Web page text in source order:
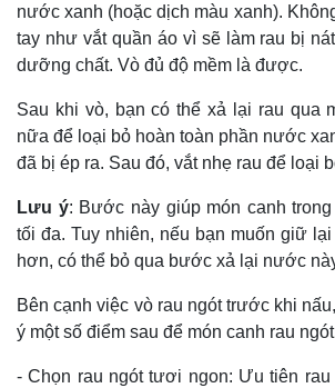
nước xanh (hoặc dịch màu xanh).
tay như vắt quần áo vì sẽ làm rau bị
dưỡng chất. Vò đủ độ mềm là được.
Sau khi vò, bạn có thể xả lại rau qua
nữa để loại bỏ hoàn toàn phần nước
đã bị ép ra. Sau đó, vắt nhẹ rau để loại
Lưu ý: Bước này giúp món canh
tối đa. Tuy nhiên, nếu bạn muốn giữ
hơn, có thể bỏ qua bước xả lại nước
Bên cạnh việc vò rau ngót trước khi
ý một số điểm sau để món canh rau
- Chọn rau ngót tươi ngon: Ưu tiên rau